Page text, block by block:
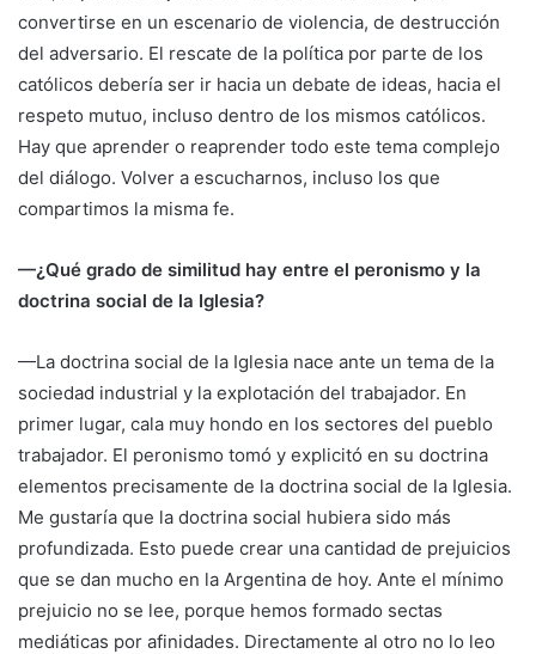
convertirse en un escenario de violencia, de destrucción
del adversario. El rescate de la política por parte de los
católicos debería ser ir hacia un debate de ideas, hacia el
respeto mutuo, incluso dentro de los mismos católicos.
Hay que aprender o reaprender todo este tema complejo
del diálogo. Volver a escucharnos, incluso los que
compartimos la misma fe.
—¿Qué grado de similitud hay entre el peronismo y la
doctrina social de la Iglesia?
—La doctrina social de la Iglesia nace ante un tema de la
sociedad industrial y la explotación del trabajador. En
primer lugar, cala muy hondo en los sectores del pueblo
trabajador. El peronismo tomó y explicitó en su doctrina
elementos precisamente de la doctrina social de la Iglesia.
Me gustaría que la doctrina social hubiera sido más
profundizada. Esto puede crear una cantidad de prejuicios
que se dan mucho en la Argentina de hoy. Ante el mínimo
prejuicio no se lee, porque hemos formado sectas
mediáticas por afinidades. Directamente al otro no lo leo